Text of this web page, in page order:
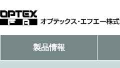
製品情報